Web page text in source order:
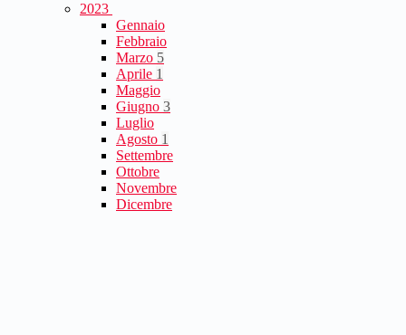
2023
Gennaio
Febbraio
Marzo 5
Aprile 1
Maggio
Giugno 3
Luglio
Agosto 1
Settembre
Ottobre
Novembre
Dicembre